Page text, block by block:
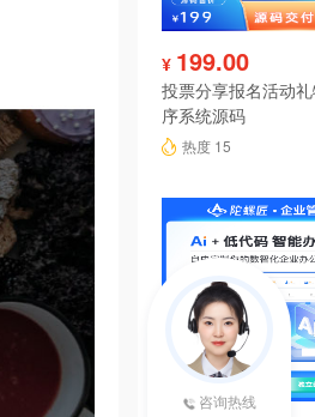
¥ 199.00
投票分享报名活动
序系统源码
热度 15
咨询热线